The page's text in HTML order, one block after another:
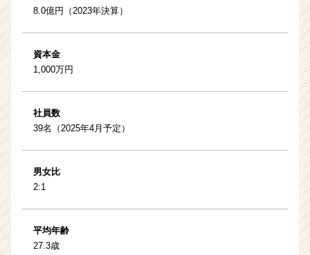
8.0億円（2023年決算）
資本金
1,000万円
社員数
39名（2025年4月予定）
男女比
2:1
平均年齢
27.3歳